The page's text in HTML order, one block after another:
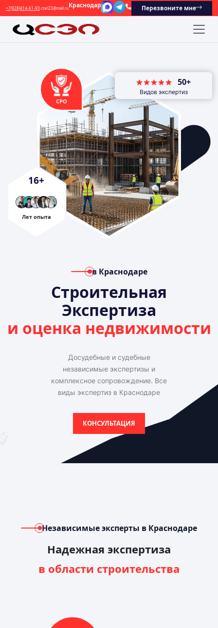
+7(928)414-61-93 csel23@mail.ruКраснодар Перезвоните мне
в Краснодаре
Строительная
Экспертиза
и оценка недвижимости
Досудебные и судебные
независимые экспертизы и
комплексное сопровождение. Все
виды экспертиз в Краснодаре
КОНСУЛЬТАЦИЯ
16+
Лет опыта
СРО
50+
Видов экспертиз
Независимые эксперты в Краснодаре
Надежная экспертиза
в области строительства